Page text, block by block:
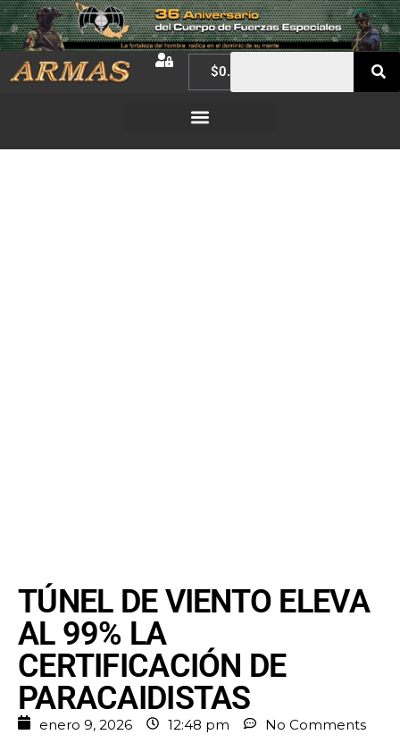
$0.00
TÚNEL DE VIENTO ELEVA
AL 99% LA
CERTIFICACIÓN DE
PARACAIDISTAS
enero 9, 2026 12:48 pm No Comments